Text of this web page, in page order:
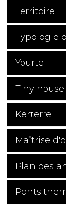
Territoire
Typologie
Yourte
Tiny house
Kerterre
Maîtrise
Plan des
Ponts